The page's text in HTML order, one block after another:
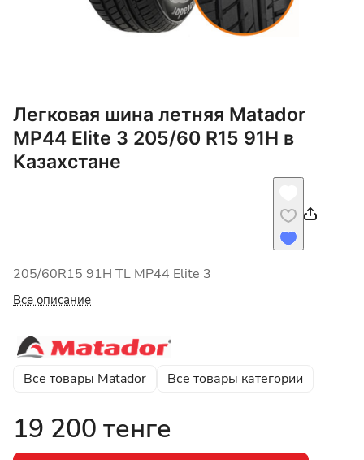
Легковая шина летняя Matador
MP44 Elite 3 205/60 R15 91H в
Казахстане
205/60R15 91H TL MP44 Elite 3
Все описание
Все товары Matador Все товары категории
19 200 тенге